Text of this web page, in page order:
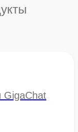
GigaChat